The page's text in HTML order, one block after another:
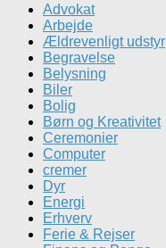
Advokat
Arbejde
Ældrevenligt udstyr
Begravelse
Belysning
Biler
Bolig
Børn og Kreativitet
Ceremonier
Computer
cremer
Dyr
Energi
Erhverv
Ferie & Rejser